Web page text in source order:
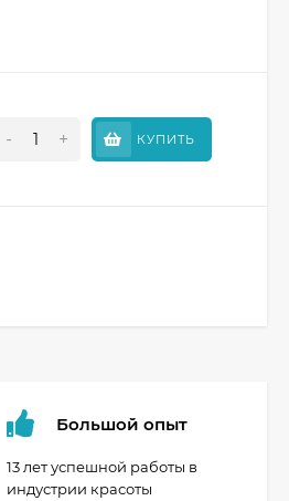
- + КУПИТЬ
Большой опыт
13 лет успешной работы в
индустрии красоты